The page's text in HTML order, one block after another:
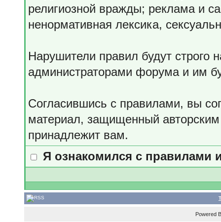
религиозной вражды; реклама и
ненормативная лексика,
Нарушители правил будут строго
администраторами форума и им
Согласившись с правилами, вы
материал, защищенный
принадлежит вам.
Я ознакомился с правилами
Powered